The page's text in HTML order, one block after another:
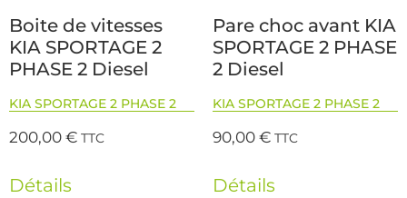
Boite de vitesses
KIA SPORTAGE 2
PHASE 2 Diesel
KIA SPORTAGE 2 PHASE 2
200,00€ TTC
Détails
Pare choc avant KIA
SPORTAGE 2 PHASE
2 Diesel
KIA SPORTAGE 2 PHASE 2
90,00€ TTC
Détails